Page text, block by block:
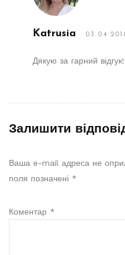
Katrusia
Дякую за гарний відгук!
Залишити
Ваша e-mail адреса не
поля позначені *
Коментар *